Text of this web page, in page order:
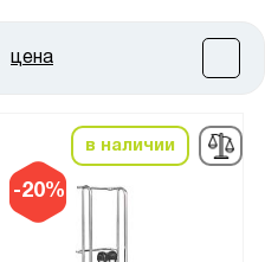
цена
-20%
в наличии